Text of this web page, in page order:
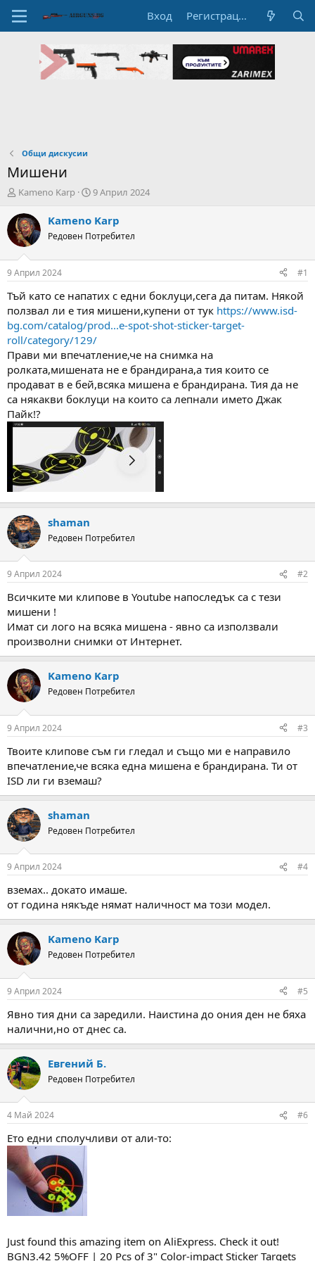
Вход Регистрация
Общи дискусии
Мишени
А
т
о
р
н
т
е
а
т
а
Kameno Karp
Н
ч
л
Д
а
а
9 Април 2024
Kameno Karp
Редовен Потребител
9 Април 2024 #1
Тъй като се напатих с едни боклуци,сега да питам. Някой
ползвал ли е тия мишени,купени от тук https://www.isd-
bg.com/catalog/prod...e-spot-shot-sticker-target-
roll/category/129/
Прави ми впечатление,че на снимка на
ролката,мишената не е брандирана,а тия които се
продават в е бей,всяка мишена е брандирана. Тия да не
са някакви боклуци на които са лепнали името Джак
Пайк!?
shaman
Редовен Потребител
9 Април 2024 #2
Всичките ми клипове в Youtube напоследък са с тези
мишени !
Имат си лого на всяка мишена - явно са използвали
произволни снимки от Интернет.
Kameno Karp
Редовен Потребител
9 Април 2024 #3
Твоите клипове съм ги гледал и също ми е направило
впечатление,че всяка една мишена е брандирана. Ти от
ISD ли ги вземаш?
shaman
Редовен Потребител
9 Април 2024 #4
вземах.. докато имаше.
от година някъде нямат наличност ма този модел.
Kameno Karp
Редовен Потребител
9 Април 2024 #5
Явно тия дни са заредили. Наистина до ония ден не бяха
налични,но от днес са.
Евгений Б.
Редовен Потребител
4 Май 2024 #6
Ето едни сполучливи от али-то:
Just found this amazing item on AliExpress. Check it out!
BGN3.42 5%OFF | 20 Pcs of 3" Color-impact Sticker Targets